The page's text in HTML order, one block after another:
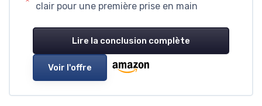
clair pour une première prise en main
Lire la conclusion complète
Voir l'offre